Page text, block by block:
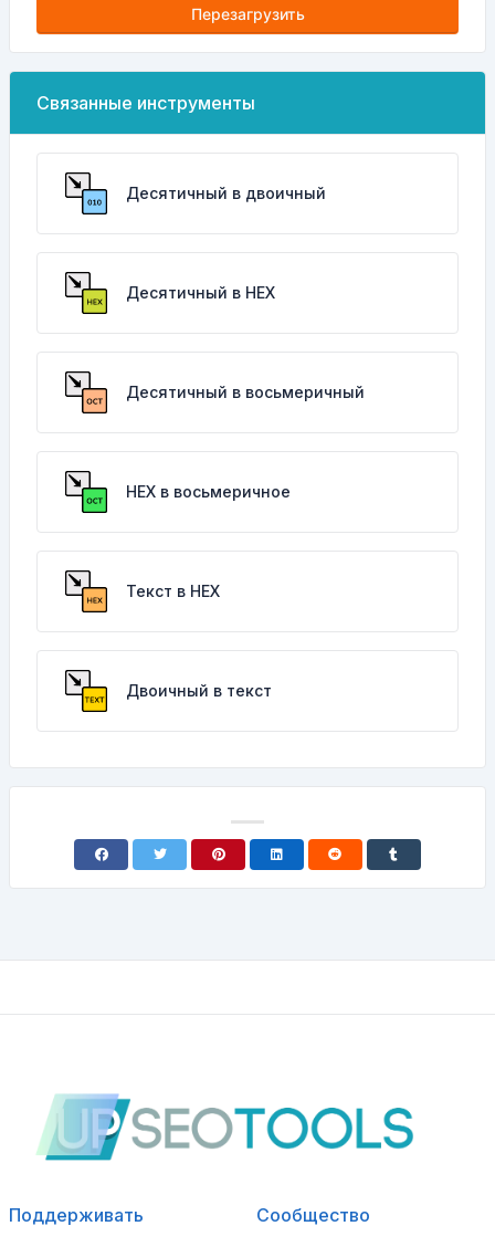
Перезагрузить
Связанные инструменты
Десятичный в двоичный
Десятичный в HEX
Десятичный в восьмеричный
HEX в восьмеричное
Текст в HEX
Двоичный в текст
Поддерживать Сообщество